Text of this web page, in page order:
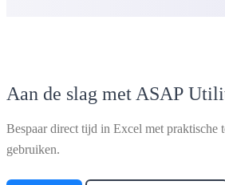
Aan de slag met ASAP
Bespaar direct tijd in Excel met praktische
gebruiken.